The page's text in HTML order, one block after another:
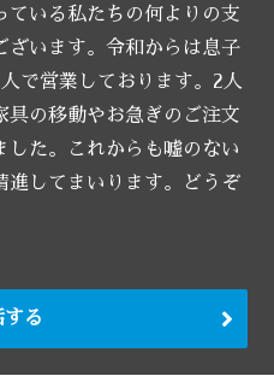
ている私たちの何よりの支
ざいます。令和からは息子
で営業しております。2人
具の移動やお急ぎのご注文
した。これからも嘘のない
進してまいります。どうぞ
する